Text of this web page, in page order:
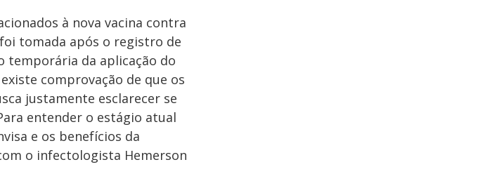
à nova vacina contra
tomada após o registro de
temporária da aplicação do
comprovação de que os
justamente esclarecer se
entender o estágio atual
e os benefícios da
o infectologista Hemerson